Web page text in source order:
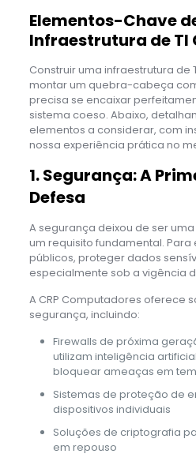
Elementos-Chave
Infraestrutura de
Construir uma infraestrutura de
montar um quebra-cabeça
precisa se encaixar
sistema coeso. Abaixo,
elementos a considerar, com
nossa experiência prática no
1. Segurança: A
Defesa
A segurança deixou de ser
um requisito fundamental.
públicos, proteger dados
especialmente sob a vigência
A CRP Computadores oferece
segurança, incluindo:
Firewalls de próxima
utilizam inteligência
bloquear ameaças em
Sistemas de proteção de
dispositivos individuais
Soluções de criptografia
em repouso